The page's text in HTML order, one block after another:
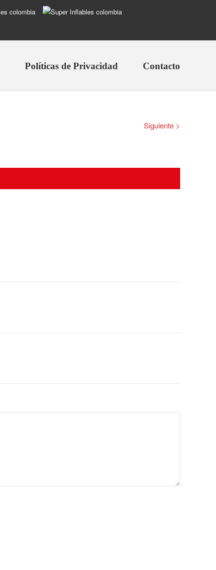
Políticas de Privacidad Contacto
Siguiente >